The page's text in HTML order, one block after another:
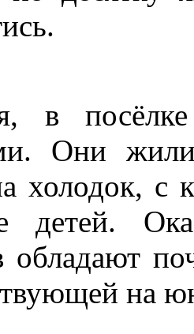
в
Они
холодок, с
детей.
обладают
на